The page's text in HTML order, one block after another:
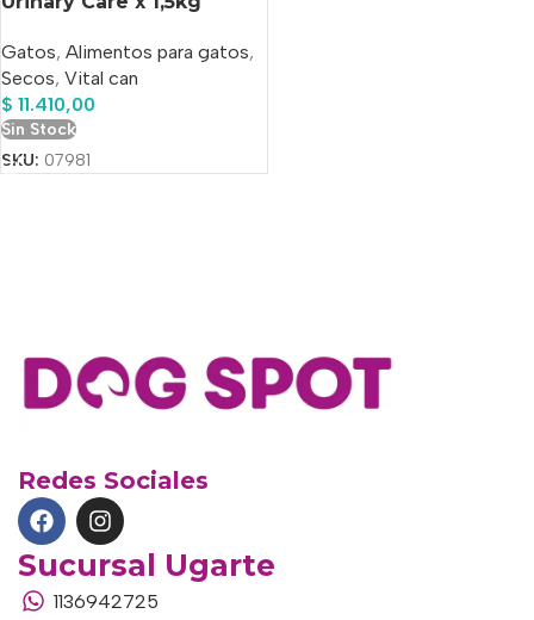
Gatos, Alimentos para gatos,
Secos, Vital can
$ 11.410,00
Sin Stock
SKU: 07981
Redes Sociales
Sucursal Ugarte
1136942725